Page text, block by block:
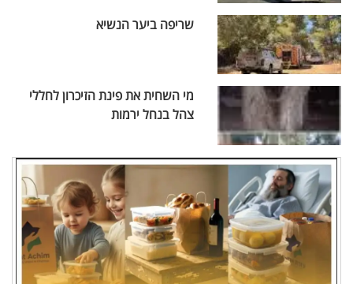
שריפה ביער הנשיא
מי השחית את פינת הזיכרון לחללי
צהל בנחל ירמות